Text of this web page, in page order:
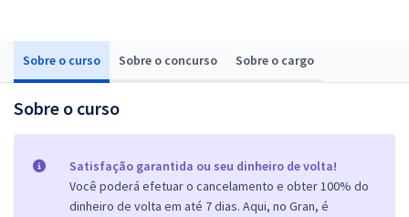
Sobre o curso Sobre o concurso Sobre o cargo
Sobre o curso
Satisfação garantida ou seu dinheiro de volta!
Você poderá efetuar o cancelamento e obter 100% do
dinheiro de volta em até 7 dias. Aqui, no Gran, é